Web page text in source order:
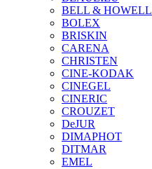
BELL & HOWELL
BOLEX
BRISKIN
CARENA
CHRISTEN
CINE-KODAK
CINEGEL
CINERIC
CROUZET
DeJUR
DIMAPHOT
DITMAR
EMEL